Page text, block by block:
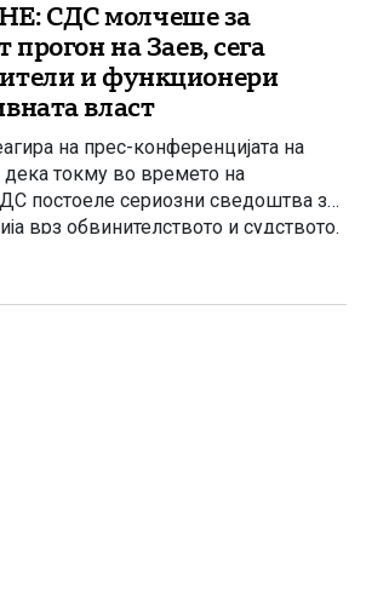
СДС молчеше за
на Заев, сега
и функционери
власт
на прес-конференцијата на
дека токму во времето на
постоеле сериозни сведоштва за
врз обвинителството и судството.
обвинителката Лејла Кадриу од
навечер оделе во канцелариите